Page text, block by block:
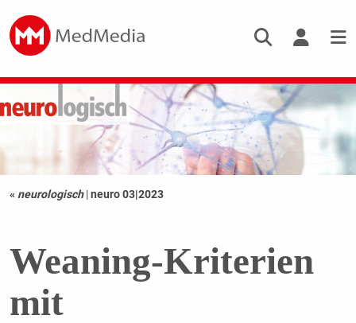
« neurologisch |neuro 03|2023
Weaning-Kriterien
mit